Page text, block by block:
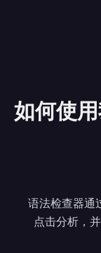
如何使
语法检查器通
点击分析，